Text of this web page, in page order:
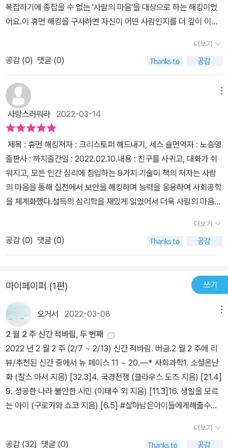
상이 동조하여 없던 의도를 갖게 하고 없던 욕구가 샘솟게 자극하여
그가 나의 의도대로 행동하면서도 좋아라 하게 만들면 영향력이라는
남발하고 있지만 감정을 악용하는 것이나 나와 비슷하게 생각하는 것
또는 자발적으로 나의 소원에 부응하게 하는 것이 무엇이 다른가? 어
떤 영향을 미칠지 고려한다해도 자신의 의도가 명확하고 이익이 명확
하면 사회공학 지식이 있는 습득자가 사회공학을 사용하지 않겠나?
조종은 '억지로' 하는 것이라지만 저자가 영향력이라면서 순화한 그것
은 '억지로'가 아니라 '자발적'으로라는 것이 다를 뿐 타인을 자신의 의
도에 맞게 제어해 결국에는 자신의 의도대로 행동하게 하는 것이
다. 이것은 명백히 최신 최면에 대한 정의에 따르면 최면이다. '내가
말하고(또는 의도하고) 니가 행하는' 모든 것을 최근에는 모두 최면으
로 정의하고 있다. 꼭 깊은 최면 상태로 유도하지 않더라도 상대를 유
도하고 제어하는 다양한 방식들이 최근까지 계발되어 왔고 실제 적용
되고 있다. 사회공학(휴먼해킹)은 사람을 제어하는 분야이고 이렇게
나 '영향력과 조종은 다르다'는 눈가리고 아웅식 해석을 하게 하는 것
성과 감성으로 판단해 결정하게 하는 것이지 나의 의도대로 상대의
관점과 감성을 끌어오는 것이 아닐 것이다. 자녀가 진정으로 원하고
바라는 것이 무엇인지 서로 교감하고 각자의 입장에서 나은 방향을
제시하며 차근차근 의견을 조율해가며 결정하는 것과, 부모가 가장
나은 거라고 결정한 분야에 대해 자녀의 내면에 없던 호감을 의도적
으로 불러일으키려하고 그 방향을 자녀가 추구하는 것을 심리적으로
유도하는 것은 전혀 다른 접근 방식이다. 전자가 자녀의 인격과 이성
에 대한 신뢰와 존중에서 나오는 것이라면 후자는 가스라이팅에 다름
아닌 것이다. 전자는 대화이며 소통이다. 하지만 후자는 심리 유도이
며 개인 통제이다. 우리는 자신도 모른 체 일상에서 후자를 선택할 때
제이다. 사실 본서를 읽고 보니 사람과 가까워지고 소통하는 과정 중
에 자연스러운 대목들에 대한 소개인 부분도 있다는 생각도 들기는
다. 이 말은 곧 원하는 것을 얻기 위한 조건이 더 완벽에 가까워지는
것을 의미하는 것이다. 이 책을 읽다 보면 기대했던 것과는 달리 우리
다는 것을 알고 다소 당황스럽거나 놀랄 수 있다. 그만큼 우리의 삶을
좌지우지하는 것이 먼 데 있지 않다는 것을 말해주고 있는 것이다. 발
상의 전환까지 갈 것도 없이 있는 재료를 적절히 활용하는 것만으로
도 얼마나 많은 것을 얻을 수 있는지, 또 인간관계를 생산적으로 확장
해나갈 수 있는지 가르쳐주는 책이다.* 네이버 「컬처블룸」 카페 이벤
트를 통해 출판사로부터 책을 무상으로 제공받아 읽고 쓴 서평입니
다.
서 그 제품을 소비자의 머리에 각인 시킨다.멘탈리스트를 접한 이 후
우연히 영업일을 수년간 하다보니 이제는 왠만한 수법에는 잘 넘어가
전화로 영업을 하는 경우, 길에서 물건을 파는 사람이나 영업사원의
이야기 들의 의도가 무엇인지 어떤 수법을 쓰는지 대략 눈치가 생겼
다는 것이다. 그렇게 눈치가 없던 나도 이런 것들에 관심을 가지고 관
련 일을 하다 보니 엄청난 눈치가 생겼다는 것이다. 그런 능력은 타고
나기도 하고 환경에 의해 학습이 되기도 하겠지만 자발적 노력으로
훈련이 가능하다는 것이다. 이젠 지인들보다 확실히 눈치가 빠르다는
것을 느낀다. 어른이 되가면서 그런 눈치가 늘기도 하지만 의심도 늘
게 되는데, 치안은 좋지만 사기 범죄 사건이 OECD 국가중 1위라는
대한민국에서, 그것도 서울에서, 서울 오피스의 중심인 서울역 근처
에서 일을 하다보면 그야말로 코베이지 않으려면 정신을 차려야 했을
수 밖에 없다. 책에서 말하는 상대가 누구인지, 상대가 원하는 것은 무
엇인지, 의사소통 시간은 얼마나 걸리는지, 상대는 위협적인 존재인
인이 우연히 채팅으로 알게된 외국인 처자에게 푹빠져 있었다. 나는
면 무엇이 목적일까부터 생각을 하라고 조언을 했다. 사례를 좀 찾아
보니 코리안 드림을 가지고 한국인과 결혼하고 싶어하는 것은 양반인
편이다. 로멘스 피싱이라는 용어까지 등장할 정도로 문제가 된다고
한다. 이미 깊이 빠져 그럴리 없다는 친구의 믿음을 의심으로 바꾼 후
결국 한국 사람들을 공략해서 돈을 뜯어내는 여성이라는 것을 알게
되었다. 낯선 사람이 접근을 할때는 일단 그 상대방의 목적과 나로 인
해 얻을 이익이 무엇인지, 그 사람이 어떤 사람인지를 파악하면 답이
나오는 법이다. 사람을 무조건 경계를 할 필요는 없지만 어떤 목적인
지를 파악하고 대처하는 것이 참 중요한 것 같다. 이 책의 조언은 반대
로 내가 상대방을 설득하거나 문제를 해결하는데도 도움이 될만하다.
서 어떤 감정을 끌어내고 나는 상대방에게 어떤 감정을 표출할 것인
지를 결정하는 것이 중요하다고 한다. 이것을 밑밥을 깐다고 표현을
같다. 악의적으로 저자가 적어진 방법을 사용할 겨우 자칫 자신에게
해가 될 수 있으므로 해당 조언을 올바르게 사용하도록 간곡히 부탁
글을 발견하게 된다.이 책에서 알려주는 건 대부분 사람들이 어떠한
상황에 따라서 자연스럽게 하게 되는 심리가 어떻게 나타나는지 심리
으로 생각하면 될 거 같다. 대부분 내용은 일상에서 바로 써먹을 수 있
는 조언들로 이루어져 있다. 일명, 밑밥 깔기의 기술로 인간관계를 보
다 친밀한 관계로 형성할 수 있는 방법과 내 편이 되도록 유리하게 만
드는 방법, 긍정적인 답을 얻는 방법, 남에게 조종받지 않는 방법, 그
리고 우리가 주로 많이 하게 되는 주도형, 사교형, 안정형, 신중형 등
4가지로 분류하는 디스크 분석법, 사람들이 숨기고 있던 비밀을 털어
놓게 하는 도출 방법, 가스라이팅을 당하지 않기 위한 남을 은밀하게
조종하는 방법, 그리고 취업면접 대비까지 등등 방어적으로 대처해야
할 내용들로 이루어져 있어서 준비를 잘해두어야 할 거 같다.이 책을
다. 내 생각으로 보지 않고 상대가 무엇을 하려고 하는지 관철하려는
생각을 더해 관심을 갖기 싫어도 그들이 바라는 것이 무엇인지 파악
하려는 관점을 두는 게 중요하다는 걸 깨닫게 해준다.이 책은 엄연히
살아남으려면 무엇보다 그들의 목적을 알아내는 게 중요하다. 무조건
급한 마음에 남이 해달라고 무조건 해주는 것이 아닌 진짜로 해주는
게 맞는지 한 발짝 물러서서 바라보는 게 필요하다는 생각을 가지게
해준다.그러므로, 이 책에서 전해주고자 하는 말에 의미는 나도 좋고
상대도 좋은 방향이 흘러가게 현명하게 대처할 수 있는 수법이라 생
각하게 된다. 자신을 보호막을 강화하기 위한 전략들이 실전에 바로
써먹을 수 있게 실제 사례를 바탕으로 제시해주니 더더욱 흥미롭게
정독할 수 있었다.​이 책은 어쩌면 약자였던 이 상황을 바로 강자로 거
듭나도록 기회를 제공해주는 거라 여겨진다. 줄곧 남에게 당하는 일
이 많아 사람들과 맞서는 게 두렵다면 이 책에서 말하고자 하는 말을
한번쯤 읽어보는 게 필요하다. 일명, 공감의 사고방식을 통해 저자가
일러준 테스트를 연습하며 기술을 갈고 닦으려는 시도를 가져야 남이
복잡하기에 종잡을 수 없는 '사람의 마음'을 대상으로 하는 해킹이었
어요.​​이 휴먼 해킹을 구사하면 자신이 어떤 사람인지를 더 깊이 이해
타인과의 관계를 개선할 수 있다고 해요. 그뿐 아니라 이를 기반으로
공감을 바탕으로 하는 더 안전하고 좋은 세상을 만들 수 있다고 자부
하는 저자의 이야기.​​한번 들어보시겠어요?무섭게 서명을 하래요. 이
책의 기법을 제대로 활용한다면 어마어마한 효과를 거둘 수 있기에
이 기법을 꼭 선한 목적으로 이용하기를 바란다면서요. 이 기술을 저
도 온전히 흡수하길 바라는 마음으로 서명을 하고 읽기 시작했습니
다.​휴먼 해킹의 기본 원리, 공감인간관계에서 서로에게 좋은 영향을
주고받으며 윈윈하려면 어떤 것이 필요할까요? 다들 아실 공감이에
요. 원하는 것을 얻으려면 기본적으로 공감의 사고방식이 필요하다고
하고 있어요. 자신의 머릿속에서 밖으로 나와 상대방이 무슨 생각을
하는지 상상하고 그들의 필요, 믿음, 감정을 존중하여 그에 맞추어 소
통하기.​​이 공감 능력을 발휘했을 때에 목표를 이루기가 얼마나 쉬운
지, 그리고 얼마나 뿌듯한지 알면 아마도 놀랄 것이라고 저자는 말하
고 있어요. 누군가를 상대로 무언가 얻기 위해 교묘한 술수를 쓴다고
이 자녀들에게 주는 사랑은 뭐라 설명할 건데? 하면 꼭 주고받는 게
가시적인 대상으로 하는 건 아니라는 생각이에요. 아낌없이 베푸는
부모님의 자식 사랑. 그 바탕에는 아이는 존재만으로도 부모님에게
사랑으로 충만함을 안겨 주고 있잖아요.​​​휴먼 해킹을 위해 숙달해야
하는 기술​· 사람들과 라포르(친밀감)를 형성하기​· 대화의 물꼬를 트는
효과적인 밑밥 만들기​· 자신에게 유리하도록 사람들에게 영향력을 미
치기​· 사람들이 선뜻 내놓으려고 하지 않는 정보를 털어놓게 하기​· 나
를 조종하려는 사람들로부터 스스로를 보호하기​· 성공 가능성이 높아
지도록 대화의 얼개를 짜기​· 몸짓언어를 유리하게 이용하기​· 이 책의
여러 도구를 조합하여 중요한 대면 접촉을 사전에 계획하기​​​평소 우리
더보기
공감 (0) 댓글 (0)
사랑스러워라 2022-03-14
​제목 : 휴먼 해킹저자 : 크리스토퍼 해드내기, 세스 슐먼역자 : 노승영
출판사 : 까치출간일 : 2022.02.10.​내용 : 친구를 사귀고, 대화가 쉬
워지고, 모든 인간 심리에 침입하는 9가지 기술​이 책의 저자는 사람
의 마음을 통해 실전에서 보안을 해킹하며 능력을 응용하여 사회공학
을 체계화했다.설득의 심리학을 재밌게 읽었어서 더욱 사람의 마음을
킹 기법을 가다듬는다면 사람에 대한 이해와 원하는 방향으로의 설득
이 쉬워질수 있음으로 이 책을 나쁜곳에 쓰지않겠다는 다짐으로 부터
시작한다.각 챕터별로 저자의 경험과 더불어 설명이 자세히 들어있어
의 기본원리타인에게 영향을 미쳐서 원하는 것을 얻어내려면 공감의
사고방식을 길러야 한다.자신의 머릿속에서 밖으로 나와 상대방이 무
슨 생각을 하는지 상상하고, 그들의 필요, 믿음, 감정을 존중하여 그에
맞추어서 소통해야 한다. ​너 자신을 알라.자신의 성격을 알고 그것
이 의사소통 목표에 방해가 되지 않도록 하라.​이 챕터는 읽으시는 분
들이 꼭 정독했으면 좋겠다.entj인 내 성격은 저자와 같이 직설적이
고 목적지향적이라서 청자의 마음을 배려하지 못하고 날카롭게 반응
하곤 한다.누군가와의 대화가 경쟁이거나 승패가 있는것이 아니라면
상대방의 선호하는 의사소통방식으로 내가 원하는 바를 이루는 것이
어떻게 받아들여지는지 시시각각 훨씬 더 유심히 눈여겨보았다. 나는
다른사람의 성격을 파악하고 거기에 나의 의사소통 방식을 맞추는데
더보기
공감 (0) 댓글 (0)
마이페이퍼 (1편) 쓰기
오거서 2022-03-08
2 월 2 주 신간 적바림, 두 번째
2022 년 2 월 2 주 (2/7 ~ 2/13) 신간 적바림. 버금.2 월 2 주에 리
뷰/추천된 신간 중에서 뉴 페이스 11 ~ 20.—* 사회과학1. 소셜온난
화 (찰스 아서 지음) [32.3]4. 국경전쟁 (클라우스 도즈 지음) [21.4]
9. 성공한 나라 불안한 시민 (이태수 외 지음) [11.3]16. 생일을 모르
는 아이 (구로카와 쇼코 지음) [6.5] #살아남은아이들에게해줄수있
더보기
공감 (32) 댓글 (0)